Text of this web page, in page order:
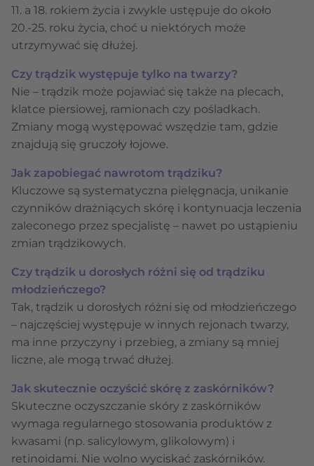
11. a 18. rokiem życia i zwykle ustępuje do około
20.-25. roku życia, choć u niektórych może
utrzymywać się dłużej.
Czy trądzik występuje tylko na twarzy?
Nie – trądzik może pojawiać się także na plecach,
klatce piersiowej, ramionach czy pośladkach.
Zmiany mogą występować wszędzie tam, gdzie
znajdują się gruczoły łojowe.
Jak zapobiegać nawrotom trądziku?
Kluczowe są systematyczna pielęgnacja, unikanie
czynników drażniących skórę i kontynuacja leczenia
zaleconego przez specjalistę – nawet po ustąpieniu
zmian trądzikowych.
Czy trądzik u dorosłych różni się od trądziku
młodzieńczego?
Tak, trądzik u dorosłych różni się od młodzieńczego
– najczęściej występuje w innych rejonach twarzy,
ma inne przyczyny i przebieg, a zmiany są mniej
liczne, ale mogą trwać dłużej.
Jak skutecznie oczyścić skórę z zaskórników?
Skuteczne oczyszczanie skóry z zaskórników
wymaga regularnego stosowania produktów z
kwasami (np. salicylowym, glikolowym) i
retinoidami. Nie wolno wyciskać zaskórników.